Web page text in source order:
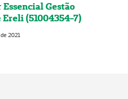
Gestão
Ereli (51004354-7)
2021